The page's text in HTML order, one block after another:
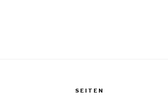
SEITEN